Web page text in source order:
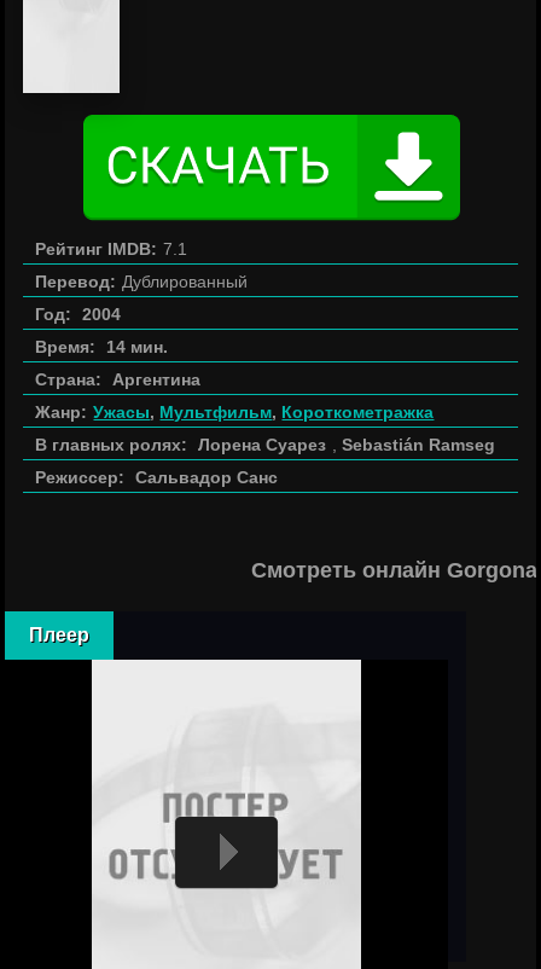
Рейтинг IMDB: 7.1
Перевод: Дублированный
Год:
2004
Время:
14 мин.
Страна:
Аргентина
Жанр: Ужасы, Мультфильм, Короткометражка
В главных ролях:
Лорена Суарез ,Sebastián Ramseg
Режиссер:
Сальвадор Санс
Смотреть онлайн
Плеер